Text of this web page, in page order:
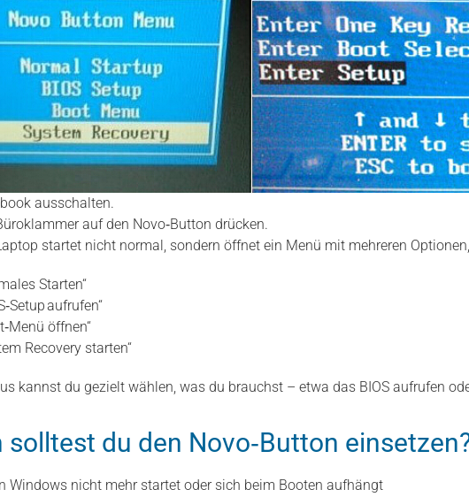
ausschalten.
auf den Novo‑Button drücken.
startet nicht normal, sondern öffnet ein Menü mit mehreren Optionen,
Starten“
aufrufen“
öffnen“
Recovery starten“
kannst du gezielt wählen, was du brauchst – etwa das BIOS aufrufen
solltest du den Novo‑Button
Windows nicht mehr startet oder sich beim Booten aufhängt